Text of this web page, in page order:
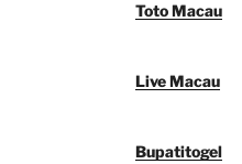
Toto Macau
Live Macau
Bupatitogel